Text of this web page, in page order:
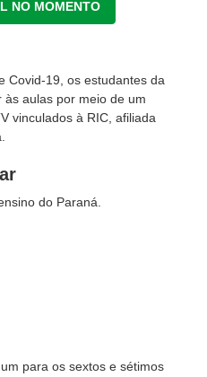
NO MOMENTO
Covid-19, os estudantes da
às aulas por meio de um
vinculados à RIC, afiliada
do Paraná.
para os sextos e sétimos